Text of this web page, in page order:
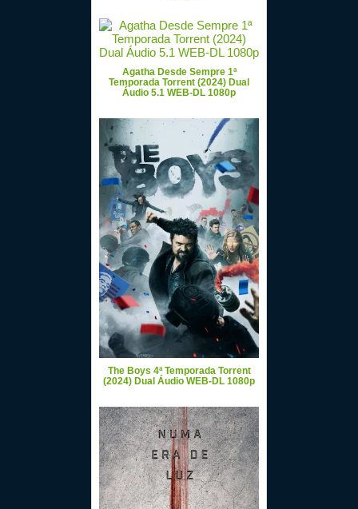
Agatha Desde Sempre 1ª
Temporada Torrent (2024) Dual
Áudio 5.1 WEB-DL 1080p
The Boys 4ª Temporada Torrent
(2024) Dual Áudio WEB-DL 1080p